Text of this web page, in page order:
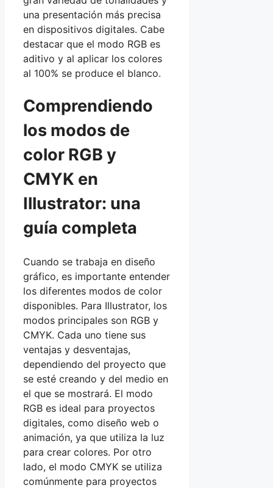
una presentación más precisa
en dispositivos digitales. Cabe
destacar que el modo RGB es
aditivo y al aplicar los colores
al 100% se produce el blanco.
Comprendiendo
los modos de
color RGB y
CMYK en
Illustrator: una
guía completa
Cuando se trabaja en diseño
gráfico, es importante entender
los diferentes modos de color
disponibles. Para Illustrator, los
modos principales son RGB y
CMYK. Cada uno tiene sus
ventajas y desventajas,
dependiendo del proyecto que
se esté creando y del medio en
el que se mostrará. El modo
RGB es ideal para proyectos
digitales, como diseño web o
animación, ya que utiliza la luz
para crear colores. Por otro
lado, el modo CMYK se utiliza
comúnmente para proyectos